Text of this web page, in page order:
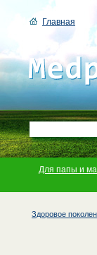
Главная
Для папы и
Здоровое